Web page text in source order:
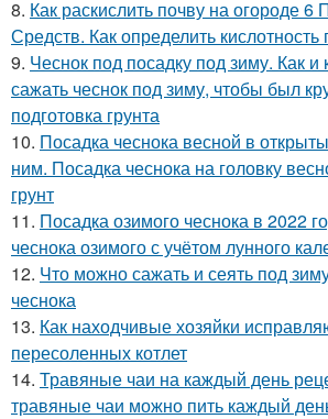
8. Как раскислить почву на огороде
Средств. Как определить кислотность
9. Чеснок под посадку под зиму. Как и
сажать чеснок под зиму, чтобы был
подготовка грунта
10. Посадка чеснока весной в
ним. Посадка чеснока на головку
грунт
11. Посадка озимого чеснока в 2022
чеснока озимого с учётом лунного
12. Что можно сажать и сеять под
чеснока
13. Как находчивые хозяйки
пересоленных котлет
14. Травяные чаи на каждый день
травяные чаи можно пить каждый